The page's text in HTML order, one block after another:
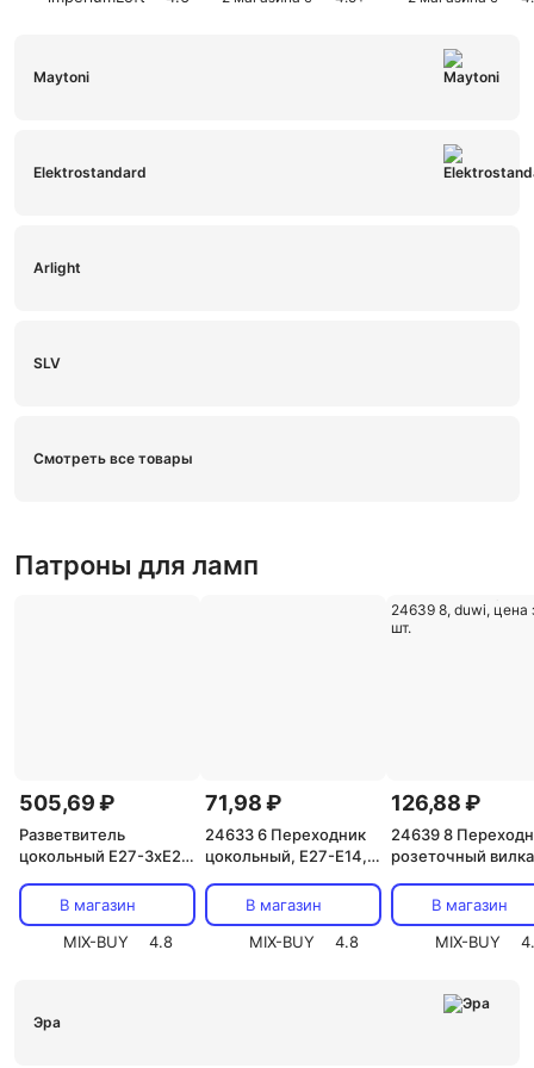
Maytoni
Elektrostandard
Arlight
SLV
Смотреть все товары
Патроны для ламп
505,69 ₽
Разветвитель
цокольный Е27-3хЕ27
за 1 штВ магазин
MIX-BUY
4.8
71,98 ₽
24633 6 Переходник
цокольный, E27-Е14,
белый, 24633 6, duwi,
цена за 1 шт.
В магазин
MIX-BUY
4.8
126,88 ₽
24639 8
розеточный
карболитовый, с
выключателем,
белый, 24639 8,
В магазин
MIX-BUY
Эра